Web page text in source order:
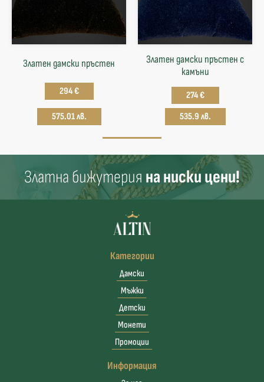
Златен дамски пръстен
294 €
575.01 лв.
Златен дамски пръстен с
камъни
274 €
535.9 лв.
Златна бижутерия на ниски цени!
Категории
Дамски
Мъжки
Детски
Монети
Промоции
Информация